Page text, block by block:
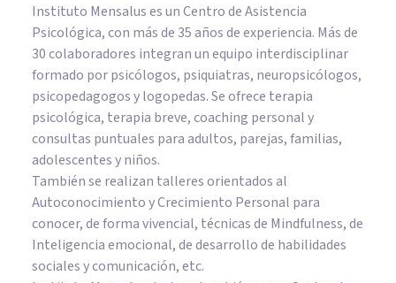
Instituto Mensalus es un Centro de Asistencia
Psicológica, con más de 35 años de experiencia. Más de
30 colaboradores integran un equipo interdisciplinar
formado por psicólogos, psiquiatras, neuropsicólogos,
psicopedagogos y logopedas. Se ofrece terapia
psicológica, terapia breve, coaching personal y
consultas puntuales para adultos, parejas, familias,
adolescentes y niños.
También se realizan talleres orientados al
Autoconocimiento y Crecimiento Personal para
conocer, de forma vivencial, técnicas de Mindfulness, de
Inteligencia emocional, de desarrollo de habilidades
sociales y comunicación, etc.